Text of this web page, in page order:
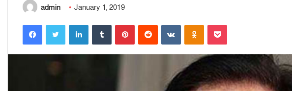
admin January 1, 2019